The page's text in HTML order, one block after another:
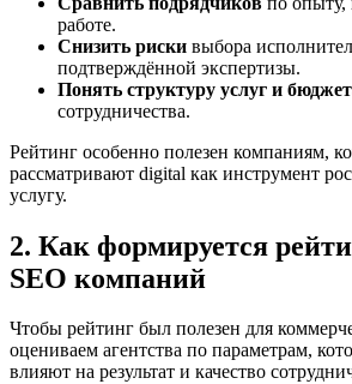
работе.
Снизить риски выбора
подтверждённой экспертизы.
Понять структуру услуг и
сотрудничества.
Рейтинг особенно полезен компаниям,
рассматривают digital как инструмент
услугу.
2. Как формируется
SEO компаний
Чтобы рейтинг был полезен для
оцениваем агентства по параметрам,
влияют на результат и качество